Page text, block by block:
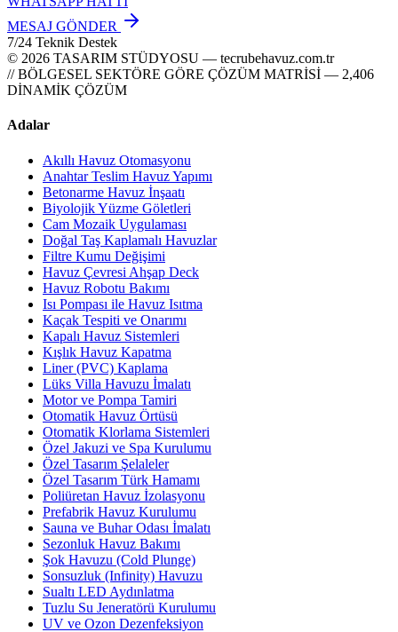
MESAJ GÖNDER
7/24 Teknik Destek
© 2026 TASARIM STÜDYOSU — tecrubehavuz.com.tr
// BÖLGESEL SEKTÖRE GÖRE ÇÖZÜM MATRİSİ — 2,406
DİNAMİK ÇÖZÜM
Adalar
Akıllı Havuz Otomasyonu
Anahtar Teslim Havuz Yapımı
Betonarme Havuz İnşaatı
Biyolojik Yüzme Göletleri
Cam Mozaik Uygulaması
Doğal Taş Kaplamalı Havuzlar
Filtre Kumu Değişimi
Havuz Çevresi Ahşap Deck
Havuz Robotu Bakımı
Isı Pompası ile Havuz Isıtma
Kaçak Tespiti ve Onarımı
Kapalı Havuz Sistemleri
Kışlık Havuz Kapatma
Liner (PVC) Kaplama
Lüks Villa Havuzu İmalatı
Motor ve Pompa Tamiri
Otomatik Havuz Örtüsü
Otomatik Klorlama Sistemleri
Özel Jakuzi ve Spa Kurulumu
Özel Tasarım Şelaleler
Özel Tasarım Türk Hamamı
Poliüretan Havuz İzolasyonu
Prefabrik Havuz Kurulumu
Sauna ve Buhar Odası İmalatı
Sezonluk Havuz Bakımı
Şok Havuzu (Cold Plunge)
Sonsuzluk (Infinity) Havuzu
Sualtı LED Aydınlatma
Tuzlu Su Jeneratörü Kurulumu
UV ve Ozon Dezenfeksiyon